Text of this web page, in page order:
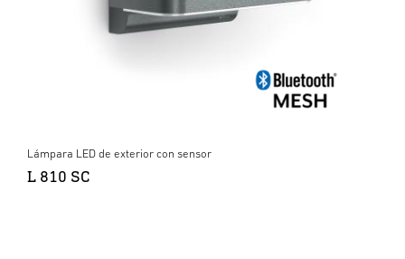
Lámpara LED de exterior con sensor
L 810 SC